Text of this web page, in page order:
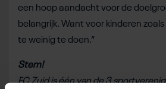
een hoop aandacht voor de
belangrijk. Want voor kinderen zoals
te weinig te doen.”
Stem!
FC Zuid is één van de 3